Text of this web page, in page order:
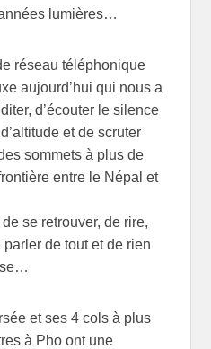
lumières…
réseau téléphonique
aujourd’hui qui nous a
d’écouter le silence
et de scruter
sommets à plus de
entre le Népal et
se retrouver, de rire,
de tout et de rien
et ses 4 cols à plus
à Pho ont une